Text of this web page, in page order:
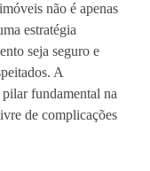
não é apenas
estratégia
seja seguro e
A
fundamental na
de complicações